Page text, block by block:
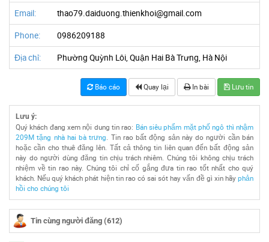
Email: thao79.daiduong.thienkhoi@gmail.com
Phone: 0986209188
Địa chỉ: Phường Quỳnh Lôi, Quận Hai Bà Trưng, Hà Nội
Báo cáo Quay lại In bài Lưu tin
Lưu ý:
Quý khách đang xem nội dung tin rao: Bán siêu phẩm mặt phố ngô thì nhậm
209M tặng nhà hai bà trưng . Tin rao bất động sản này do người cần bán
hoặc cần cho thuê đăng lên. Tất cả thông tin liên quan đến bất động sản
này do người dùng đăng tin chịu trách nhiêm. Chúng tôi không chịu trách
nhiệm về tin rao này. Chúng tôi chỉ cố gắng đưa tin rao tốt nhất cho quý
khách. Nếu quý khách phát hiện tin rao có sai sót hay vấn đề gì xin hãy phản
hồi cho chúng tôi
Tin cùng người đăng (612)